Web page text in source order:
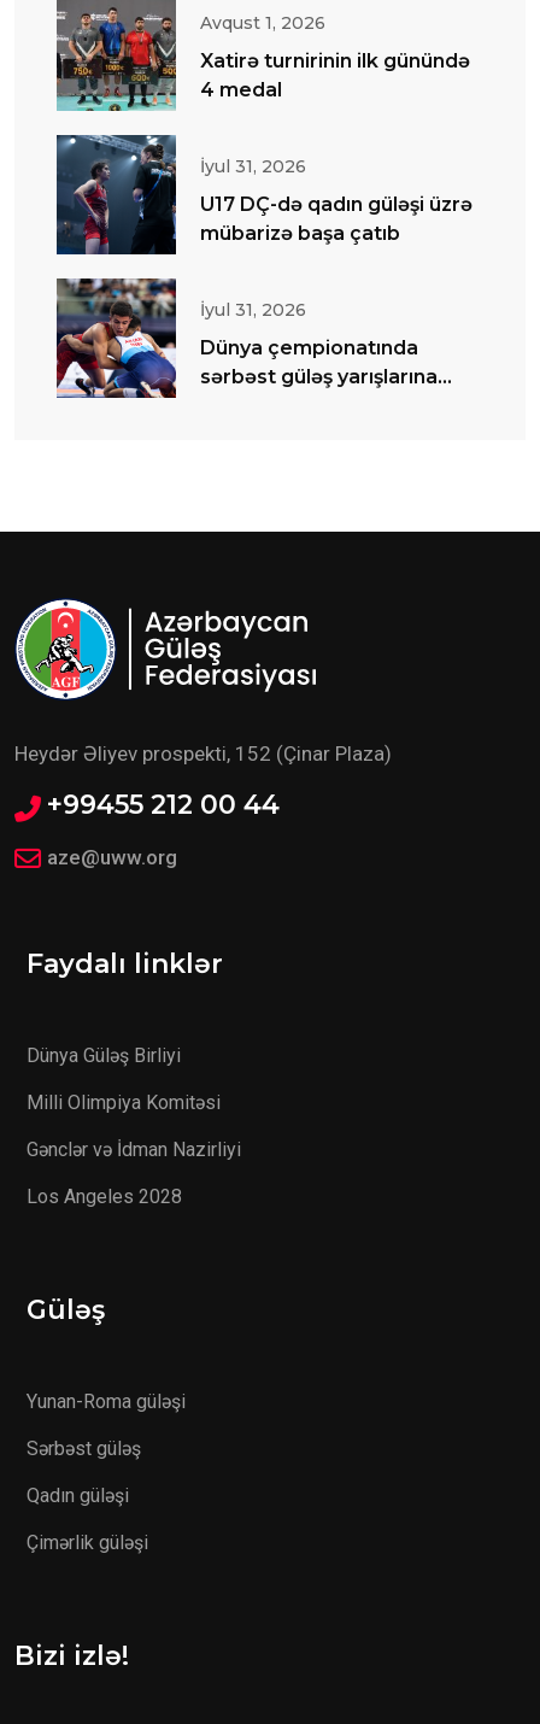
Avqust 1, 2026
Xatirə turnirinin ilk günündə
4 medal
İyul 31, 2026
U17 DÇ-də qadın güləşi üzrə
mübarizə başa çatıb
İyul 31, 2026
Dünya çempionatında
sərbəst güləş yarışlarına
Heydər Əliyev prospekti, 152 (Çinar Plaza)
+99455 212 00 44
aze@uww.org
Faydalı linklər
Dünya Güləş Birliyi
Milli Olimpiya Komitəsi
Gənclər və İdman Nazirliyi
Los Angeles 2028
Güləş
Yunan-Roma güləşi
Sərbəst güləş
Qadın güləşi
Çimərlik güləşi
Bizi izlə!